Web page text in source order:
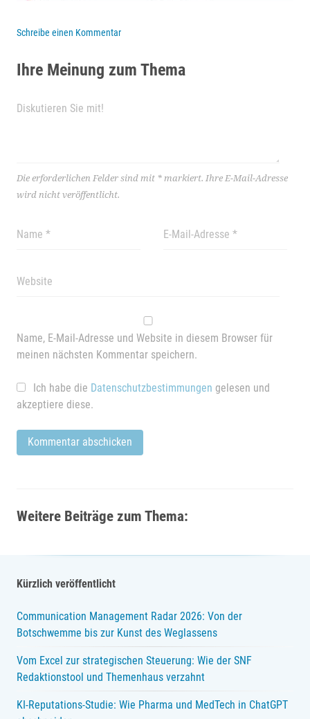
Schreibe einen Kommentar
Ihre Meinung zum Thema
Die erforderlichen Felder sind mit *markiert. Ihre E-Mail-Adresse
wird nicht veröffentlicht.
Name, E-Mail-Adresse und Website in diesem Browser für
meinen nächsten Kommentar speichern.
Ich habe die Datenschutzbestimmungen gelesen und
akzeptiere diese.
Weitere Beiträge zum Thema:
Kürzlich veröffentlicht
Communication Management Radar 2026: Von der
Botschwemme bis zur Kunst des Weglassens
Vom Excel zur strategischen Steuerung: Wie der SNF
Redaktionstool und Themenhaus verzahnt
KI-Reputations-Studie: Wie Pharma und MedTech in ChatGPT